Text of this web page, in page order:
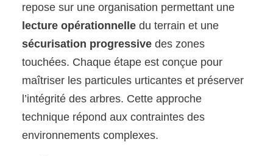
repose sur une organisation permettant une
lecture opérationnelle du terrain et une
sécurisation progressive des zones
touchées. Chaque étape est conçue pour
maîtriser les particules urticantes et préserver
l’intégrité des arbres. Cette approche
technique répond aux contraintes des
environnements complexes.